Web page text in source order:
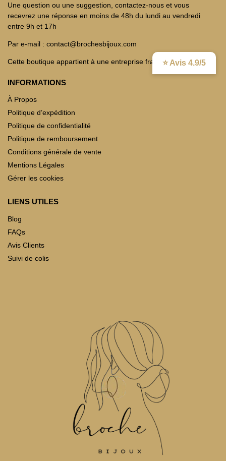
⭐ Avis 4.9/5
Une question ou une suggestion, contactez-nous et vous
recevrez une réponse en moins de 48h du lundi au vendredi
entre 9h et 17h
Par e-mail : contact@brochesbijoux.com
Cette boutique appartient à une entreprise française
INFORMATIONS
À Propos
Politique d’expédition
Politique de confidentialité
Politique de remboursement
Conditions générale de vente
Mentions Légales
Gérer les cookies
LIENS UTILES
Blog
FAQs
Avis Clients
Suivi de colis